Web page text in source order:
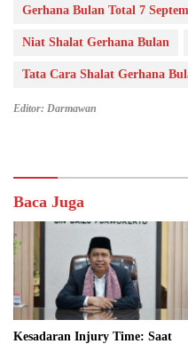
Gerhana Bulan Total 7
Niat Shalat Gerhana Bulan
Tata Cara Shalat Gerhana
Editor: Darmawan
Baca Juga
Kesadaran Injury Time: Saat